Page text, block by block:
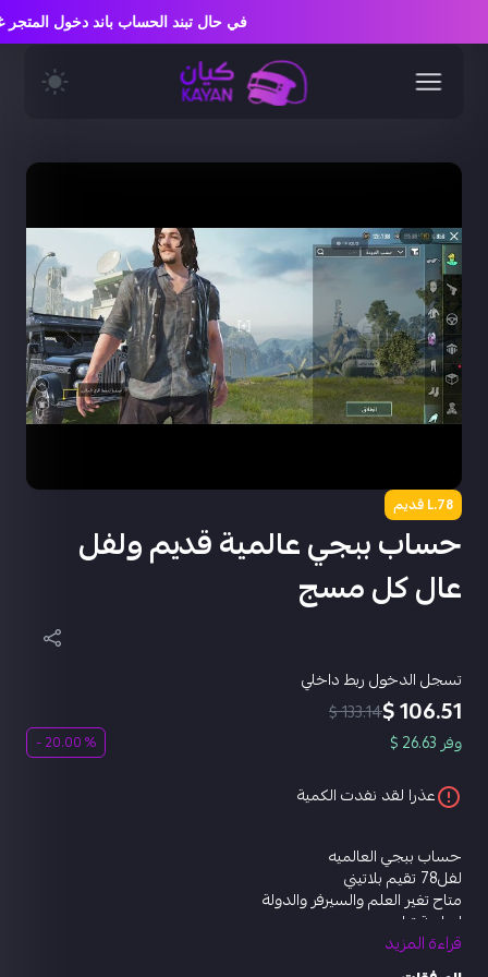
L.78 قديم
حساب ببجي عالمية قديم ولفل
عال كل مسج
تسجل الدخول ربط داخلي
106.51 $
133.14 $
وفر 26.63 $ % 20.00 -
عذرا لقد نفدت الكمية
حساب ببجي العالميه
لفل78 تقيم بلاتيني
متاح تغير العلم والسيرفر والدولة
اسلحة تطوير
امفور الثلجي لفل 5 مفتوح سكوب3
بيزون الحرباء المتوهجه كل مسج
قراءة المزيد
في حال تبند الحساب باند دخول